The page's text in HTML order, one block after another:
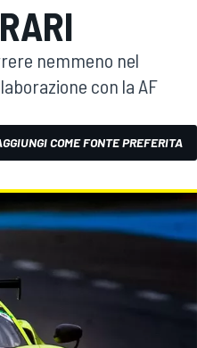
nemmeno nel
con la AF
COME FONTE PREFERITA